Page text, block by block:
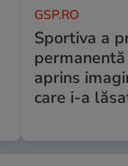
GSP.RO
Sportiva a
aprins
care i-a